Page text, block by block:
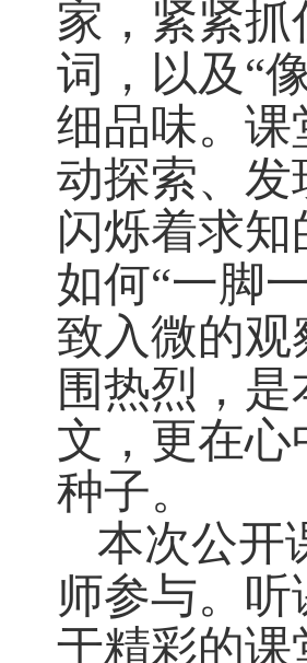
家，紧紧抓
词，以及“
细品味。课
动探索、发
闪烁着求
如何“一脚
致入微的观
围热烈，
文，更在
种子。
本次公开
师参与。
于精彩的课